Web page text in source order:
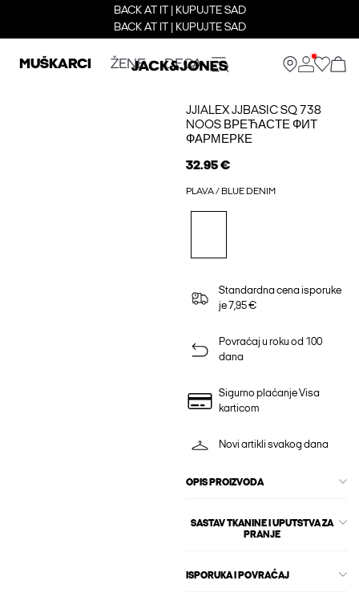
BACK AT IT | KUPUJTE SAD
BACK AT IT | KUPUJTE SAD
MUŠKARCI ŽENE DECA
JJIALEX JJBASIC SQ 738
NOOS ВРЕЋАСТЕ ФИТ
ФАРМЕРКЕ
32.95 €
PLAVA / BLUE DENIM
Standardna cena isporuke
je 7,95 €
Povraćaj u roku od 100
dana
Sigurno plaćanje Visa
karticom
Novi artikli svakog dana
OPIS PROIZVODA
SASTAV TKANINE I UPUTSTVA ZA
PRANJE
ISPORUKA I POVRAĆAJ